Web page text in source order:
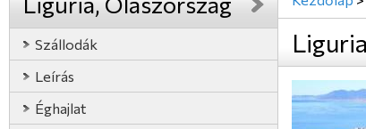
Szállodák
Leírás
Éghajlat